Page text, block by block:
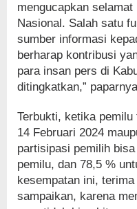
mengucapkan
Nasional. Salah satu
sumber informasi
berharap kontribusi
para insan pers di
ditingkatkan,”
Terbukti, ketika
14 Februari 2024
partisipasi pemilih
pemilu, dan 78,5 %
kesempatan ini,
sampaikan, karena